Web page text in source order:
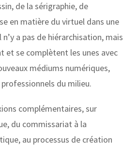
de la sérigraphie, de
en matière du virtuel dans une
a pas de hiérarchisation, mais
et se complètent les unes avec
médiums numériques,
du milieu.
complémentaires, sur
du commissariat à la
au processus de création